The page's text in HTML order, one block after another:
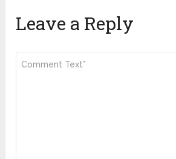
Leave a Reply